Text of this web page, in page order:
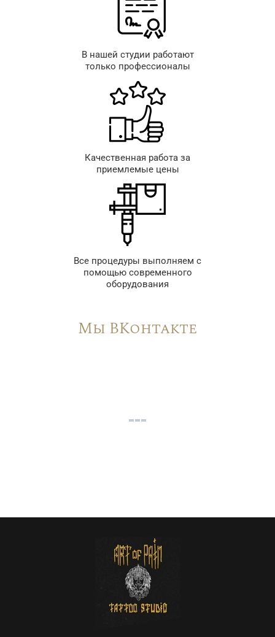
В нашей студии работают
только профессионалы
Качественная работа за
приемлемые цены
Все процедуры выполняем с
помощью современного
оборудования
Мы ВКонтакте